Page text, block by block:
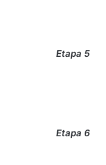
Etapa 5
Etapa 6